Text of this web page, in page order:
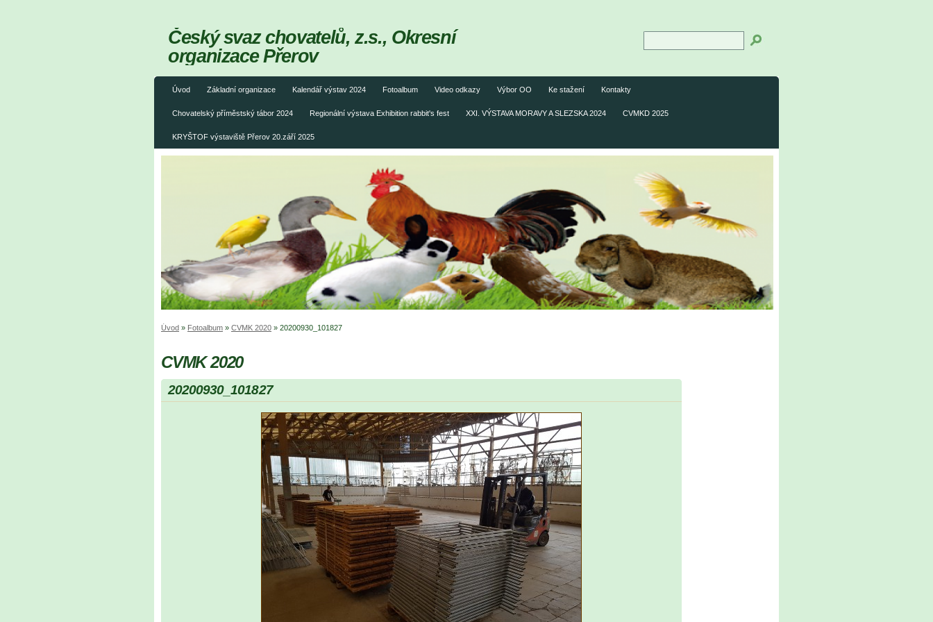
Úvod Základní organizace Kalendář výstav 2024 Fotoalbum Video odkazy Výbor OO Ke stažení Kontakty
Chovatelský příměstský tábor 2024 Regionální výstava Exhibition rabbit's fest XXI. VÝSTAVA MORAVY A SLEZSKA 2024 CVMKD 2025
KRYŠTOF výstaviště Přerov 20.září 2025
Český svaz chovatelů, z.s., Okresní
organizace Přerov
Úvod » Fotoalbum » CVMK 2020 » 20200930_101827
CVMK 2020
20200930_101827